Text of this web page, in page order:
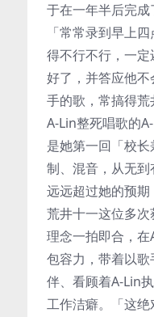
于在一年半后完成
「常常录到早上
得不行不行，一
好了，并答应他
手的歌，常搞得
A-Lin整死唱歌的
是她第一回「校
制、混音，从无
远远超过她的预期
荒井十一这位多
理念一拍即合，
包容力，带着以
伴、看顾着A-Lin
工作洁癖。「这